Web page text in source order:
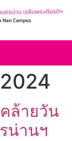
ล้ายวัน
น่านฯ